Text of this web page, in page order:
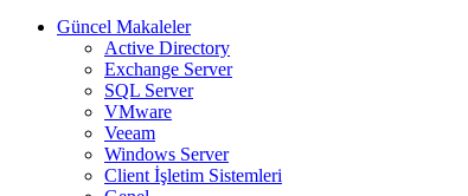
Güncel Makaleler
Active Directory
Exchange Server
SQL Server
VMware
Veeam
Windows Server
Client İşletim Sistemleri